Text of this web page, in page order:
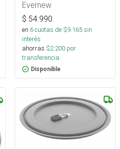
Evernew
$ 54.990
en 6cuotas de $9.165sin
interés
ahorras $2.200 por
transferencia.
Disponible